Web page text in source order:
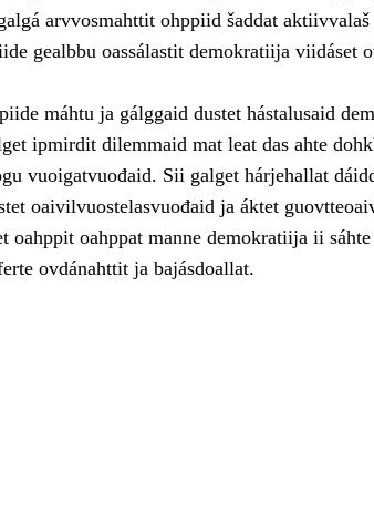
arvvosmahttit ohppiid šaddat aktiivvalaš
gealbbu oassálastit demokratiija viidáset
máhtu ja gálggaid dustet hástalusaid
ipmirdit dilemmaid mat leat das ahte
vuoigatvuođaid. Sii galget hárjehallat
oaivilvuostelasvuođaid ja áktet
oahppit oahppat manne demokratiija ii
ovdánahttit ja bajásdoallat.